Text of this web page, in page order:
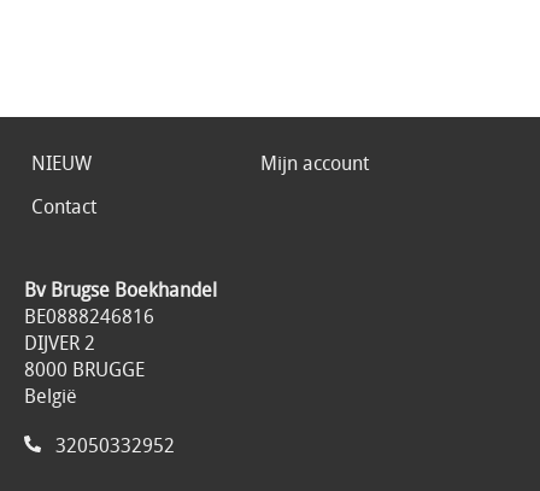
NIEUW
Mijn account
Contact
Bv Brugse Boekhandel
BE0888246816
DIJVER 2
8000 BRUGGE
België
32050332952